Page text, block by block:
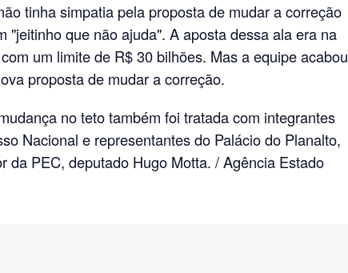
tinha simpatia pela proposta de mudar a correção
"jeitinho que não ajuda". A aposta dessa ala era na
um limite de R$ 30 bilhões. Mas a equipe acabou
proposta de mudar a correção.
no teto também foi tratada com integrantes
Nacional e representantes do Palácio do Planalto,
da PEC, deputado Hugo Motta. / Agência Estado